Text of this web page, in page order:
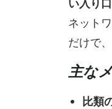
い入り口
ネット
だけで
主な
比類